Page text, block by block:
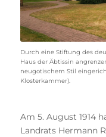
Durch eine Stiftung des
Haus der Äbtissin
neugotischem Stil
Klosterkammer).
Am 5. August 1914
Landrats Hermann